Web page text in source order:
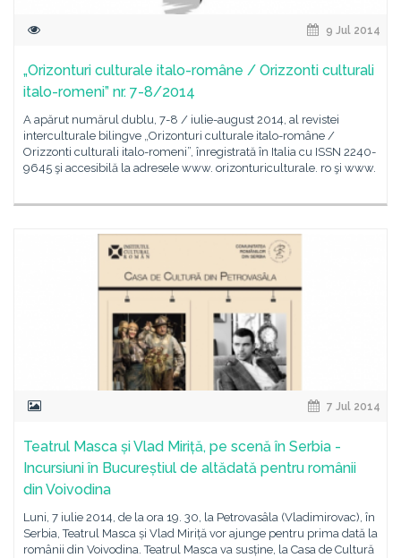
9 Jul 2014
„Orizonturi culturale italo-române / Orizzonti culturali
italo-romeni” nr. 7-8/2014
A apărut numărul dublu, 7-8 / iulie-august 2014, al revistei
interculturale bilingve „Orizonturi culturale italo-române /
Orizzonti culturali italo-romeni”, înregistrată în Italia cu ISSN 2240-
9645 şi accesibilă la adresele www. orizonturiculturale. ro şi www.
7 Jul 2014
Teatrul Masca și Vlad Miriță, pe scenă în Serbia -
Incursiuni în Bucureștiul de altădată pentru românii
din Voivodina
Luni, 7 iulie 2014, de la ora 19. 30, la Petrovasâla (Vladimirovac), în
Serbia, Teatrul Masca și Vlad Miriță vor ajunge pentru prima dată la
românii din Voivodina. Teatrul Masca va susține, la Casa de Cultură